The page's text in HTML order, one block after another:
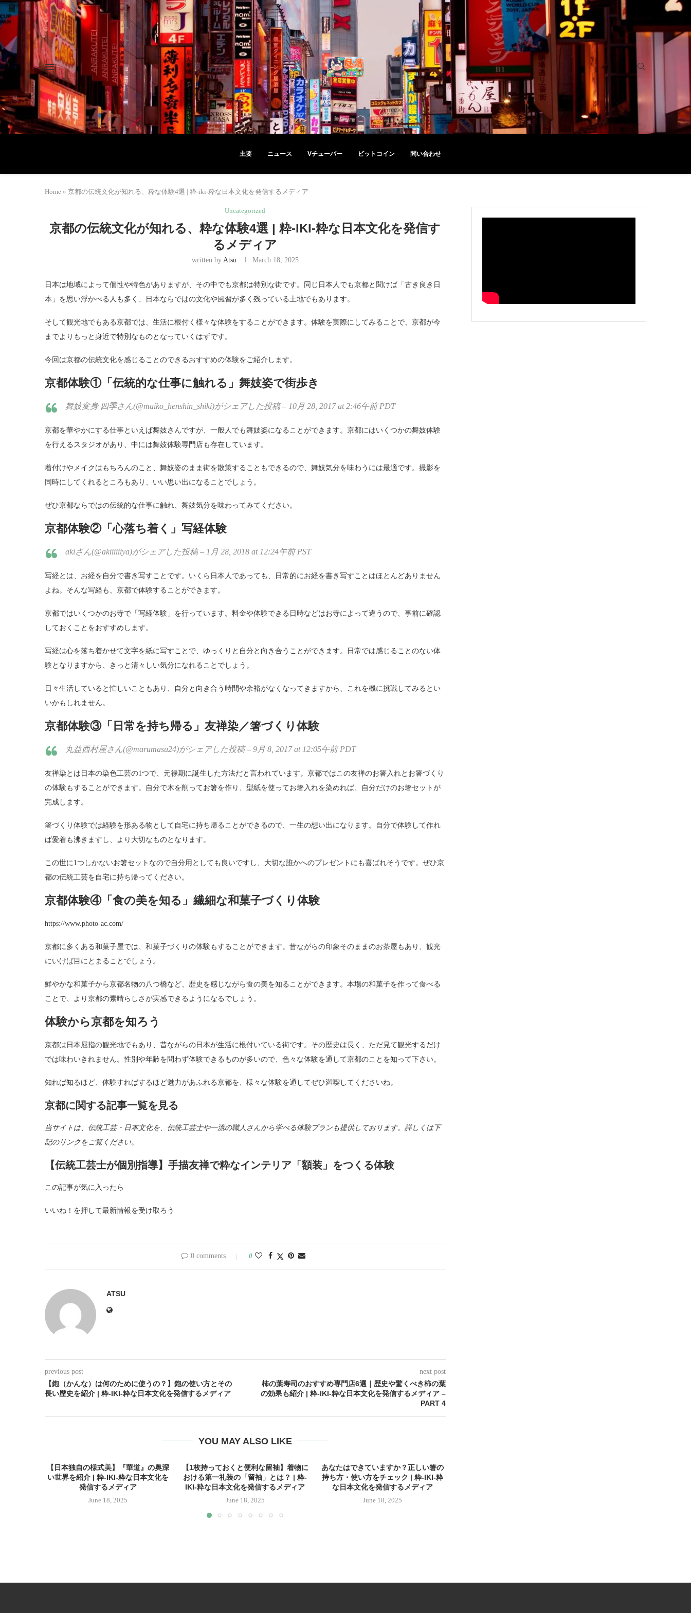
主要 ニュース Vチューバー ビットコイン 問い合わせ
Home » 京都の伝統文化が知れる、粋な体験4選 | 粋-iki-粋な日本文化を発信するメディア
Uncategorized
京都の伝統文化が知れる、粋な体験4選 | 粋-IKI-粋な日本文化を発信す
るメディア
written by Atsu March 18, 2025
日本は地域によって個性や特色がありますが、その中でも京都は特別な街です。同じ日本人でも京都と聞けば「古き良き日
本」を思い浮かべる人も多く、日本ならではの文化や風習が多く残っている土地でもあります。
そして観光地でもある京都では、生活に根付く様々な体験をすることができます。体験を実際にしてみることで、京都が今
までよりもっと身近で特別なものとなっていくはずです。
今回は京都の伝統文化を感じることのできるおすすめの体験をご紹介します。
京都体験①「伝統的な仕事に触れる」舞妓姿で街歩き
舞妓変身 四季さん(@maiko_henshin_shiki)がシェアした投稿 – 10月 28, 2017 at 2:46午前 PDT
京都を華やかにする仕事といえば舞妓さんですが、一般人でも舞妓姿になることができます。京都にはいくつかの舞妓体験
を行えるスタジオがあり、中には舞妓体験専門店も存在しています。
着付けやメイクはもちろんのこと、舞妓姿のまま街を散策することもできるので、舞妓気分を味わうには最適です。撮影を
同時にしてくれるところもあり、いい思い出になることでしょう。
ぜひ京都ならではの伝統的な仕事に触れ、舞妓気分を味わってみてください。
京都体験②「心落ち着く」写経体験
akiさん(@akiiiiiiya)がシェアした投稿 – 1月 28, 2018 at 12:24午前 PST
写経とは、お経を自分で書き写すことです。いくら日本人であっても、日常的にお経を書き写すことはほとんどありません
よね。そんな写経も、京都で体験することができます。
京都ではいくつかのお寺で「写経体験」を行っています。料金や体験できる日時などはお寺によって違うので、事前に確認
しておくことをおすすめします。
写経は心を落ち着かせて文字を紙に写すことで、ゆっくりと自分と向き合うことができます。日常では感じることのない体
験となりますから、きっと清々しい気分になれることでしょう。
日々生活していると忙しいこともあり、自分と向き合う時間や余裕がなくなってきますから、これを機に挑戦してみるとい
いかもしれません。
京都体験③「日常を持ち帰る」友禅染／箸づくり体験
丸益西村屋さん(@marumasu24)がシェアした投稿 – 9月 8, 2017 at 12:05午前 PDT
友禅染とは日本の染色工芸の1つで、元禄期に誕生した方法だと言われています。京都ではこの友禅のお箸入れとお箸づくり
の体験もすることができます。自分で木を削ってお箸を作り、型紙を使ってお箸入れを染めれば、自分だけのお箸セットが
完成します。
箸づくり体験では経験を形ある物として自宅に持ち帰ることができるので、一生の想い出になります。自分で体験して作れ
ば愛着も沸きますし、より大切なものとなります。
この世に1つしかないお箸セットなので自分用としても良いですし、大切な誰かへのプレゼントにも喜ばれそうです。ぜひ京
都の伝統工芸を自宅に持ち帰ってください。
京都体験④「食の美を知る」繊細な和菓子づくり体験
https://www.photo-ac.com/
京都に多くある和菓子屋では、和菓子づくりの体験もすることができます。昔ながらの印象そのままのお茶屋もあり、観光
にいけば目にとまることでしょう。
鮮やかな和菓子から京都名物の八つ橋など、歴史を感じながら食の美を知ることができます。本場の和菓子を作って食べる
ことで、より京都の素晴らしさが実感できるようになるでしょう。
体験から京都を知ろう
京都は日本屈指の観光地でもあり、昔ながらの日本が生活に根付いている街です。その歴史は長く、ただ見て観光するだけ
では味わいきれません。性別や年齢を問わず体験できるものが多いので、色々な体験を通して京都のことを知って下さい。
知れば知るほど、体験すればするほど魅力があふれる京都を、様々な体験を通してぜひ満喫してくださいね。
京都に関する記事一覧を見る
当サイトは、伝統工芸・日本文化を、伝統工芸士や一流の職人さんから学べる体験プランも提供しております。詳しくは下
記のリンクをご覧ください。
【伝統工芸士が個別指導】手描友禅で粋なインテリア「額装」をつくる体験
この記事が気に入ったら
いいね！を押して最新情報を受け取ろう
0 comments 0
ATSU
previous post
【鉋（かんな）は何のために使うの？】鉋の使い方とその
長い歴史を紹介 | 粋-IKI-粋な日本文化を発信するメディア
next post
柿の葉寿司のおすすめ専門店6選｜歴史や驚くべき柿の葉
の効果も紹介 | 粋-IKI-粋な日本文化を発信するメディア –
PART 4
YOU MAY ALSO LIKE
【日本独自の様式美】『華道』の奥深
い世界を紹介 | 粋-IKI-粋な日本文化を
発信するメディア
June 18, 2025
【1枚持っておくと便利な留袖】着物に
おける第一礼装の「留袖」とは？ | 粋-
IKI-粋な日本文化を発信するメディア
June 18, 2025
あなたはできていますか？正しい箸の
持ち方・使い方をチェック | 粋-IKI-粋
な日本文化を発信するメディア
June 18, 2025